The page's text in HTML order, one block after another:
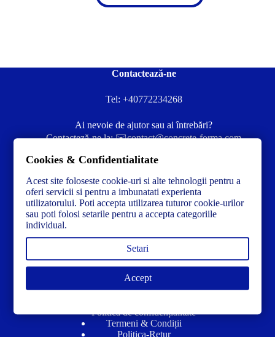
Contactează-ne
Tel: +40772234268
Ai nevoie de ajutor sau ai întrebări?
Contacteză-ne la:✉️contact@concrete-forma.com
Link-uri utile
Politică de confidențialitate
Termeni & Condiții
Politica-Retur
Cookies & Confidentialitate
Acest site foloseste cookie-uri si alte tehnologii pentru a
oferi servicii si pentru a imbunatati experienta
utilizatorului. Poti accepta utilizarea tuturor cookie-urilor
sau poti folosi setarile pentru a accepta categoriile
individual.
Setari
Accept